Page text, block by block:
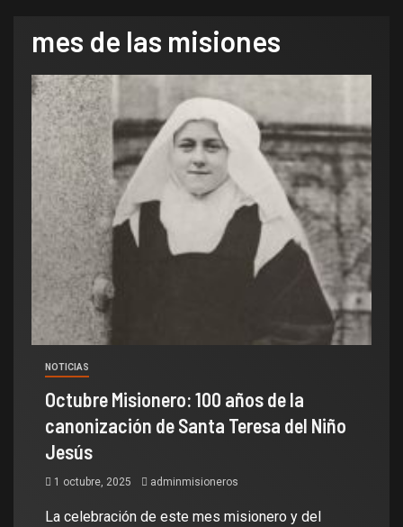
mes de las misiones
NOTICIAS
Octubre Misionero: 100 años de la
canonización de Santa Teresa del Niño
Jesús
1 octubre, 2025 adminmisioneros
La celebración de este mes misionero y del